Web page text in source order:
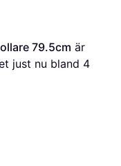
79.5cm
just nu bland 4